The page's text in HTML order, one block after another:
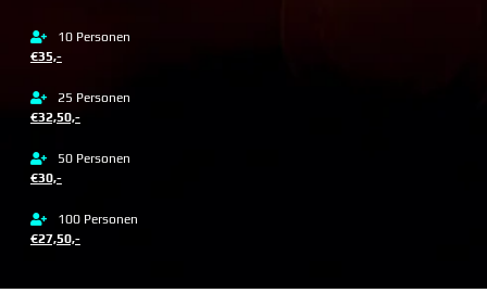
10 Personen
€35,-
25 Personen
€32,50,-
50 Personen
€30,-
100 Personen
€27,50,-